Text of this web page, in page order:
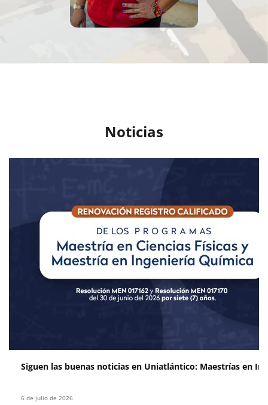
Noticias
Siguen las buenas noticias en Uniatlántico: Maestrías en
6 de julio de 2026